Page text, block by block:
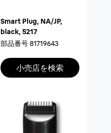
Smart Plug, NA/JP,
black, 5217
部品番号81719643
小売店を検索